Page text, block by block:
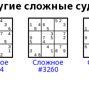
сложные
Сложное
#3260